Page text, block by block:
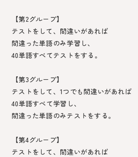
【第2グループ】
テストをして、間違いがあれば
間違った単語のみ学習し、
40単語すべてテストをする。
【第3グループ】
テストをして、1つでも間違いがあれば
40単語すべて学習し、
間違った単語のみテストをする。
【第4グループ】
テストをして、間違いがあれば